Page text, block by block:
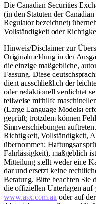
Die Canadian Securities
(in den Statuten der
Regulator bezeichnet)
Vollständigkeit oder
Hinweis/Disclaimer zur
Originalmeldung in der
die einzige maßgebliche,
Fassung. Diese
dient ausschließlich der
oder redaktionell verdichtet
teilweise mithilfe
(Large Language Models)
geprüft; trotzdem können
Sinnverschiebungen
Richtigkeit, Vollständigkeit,
übernommen;
Fahrlässigkeit), maßgeblich
Mitteilung stellt weder eine
dar und ersetzt keine
Beratung. Bitte beachten Sie
die offiziellen Unterlagen auf
www.asx.com.au oder auf